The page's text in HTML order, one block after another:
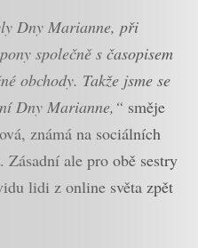
Dny Marianne, při
společně s časopisem
obchody. Takže jsme se
Dny Marianne,“ směje
známá na sociálních
ale pro obě sestry
lidi z online světa zpět